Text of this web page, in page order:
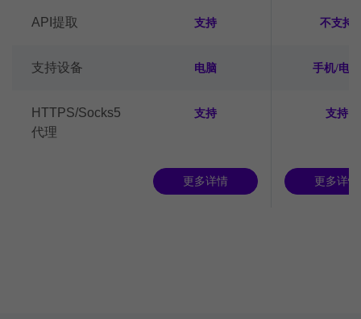
API提取 支持 不支持
支持设备 电脑 手机/电脑
HTTPS/Socks5
代理
支持 支持
更多详情 更多详情